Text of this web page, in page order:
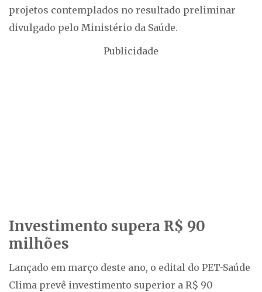
projetos contemplados no resultado preliminar
divulgado pelo Ministério da Saúde.
Publicidade
Investimento supera R$ 90
milhões
Lançado em março deste ano, o edital do PET-Saúde
Clima prevê investimento superior a R$ 90